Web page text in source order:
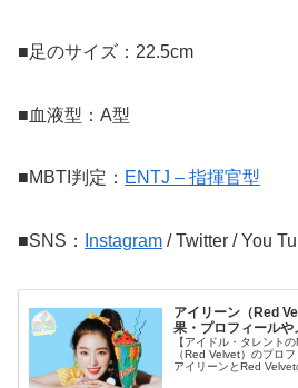
■足のサイズ：22.5cm
■血液型：A型
■MBTI判定： ENTJ – 指揮官型
■SNS： Instagram / Twitter / You
アイリーン（Red
果・プロフィール
【アイドル・タレント
（Red Velvet）のプロ
アイリーンとRed Velvet